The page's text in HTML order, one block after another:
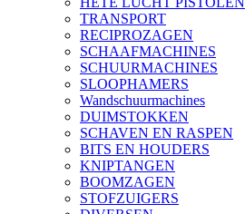
TRANSPORT
RECIPROZAGEN
SCHAAFMACHINES
SCHUURMACHINES
SLOOPHAMERS
Wandschuurmachines
DUIMSTOKKEN
SCHAVEN EN RASPEN
BITS EN HOUDERS
KNIPTANGEN
BOOMZAGEN
STOFZUIGERS